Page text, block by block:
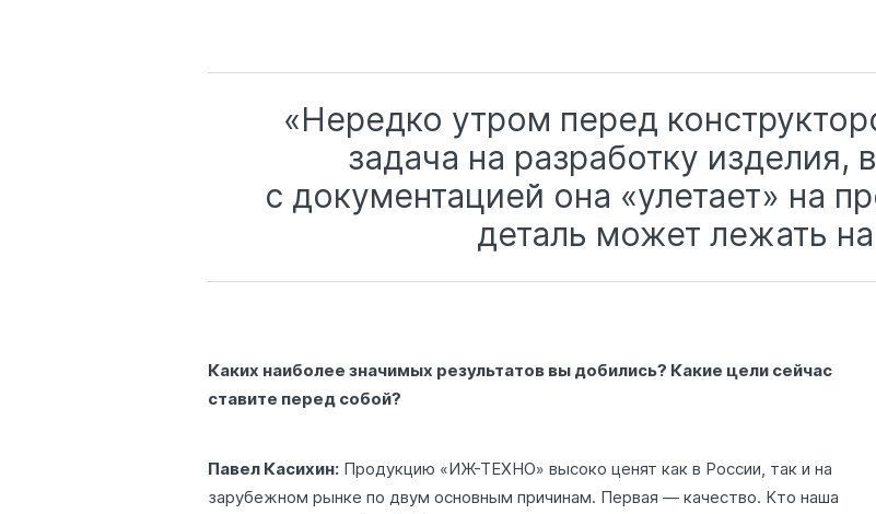
«Нередко утром перед
задача на разработку изделия,
с документацией она «улетает» на
деталь может лежать
Каких наиболее значимых результатов вы добились? Какие цели сейчас
ставите перед собой?
Павел Касихин: Продукцию «ИЖ-ТЕХНО» высоко ценят как в России, так и на
зарубежном рынке по двум основным причинам. Первая — качество. Кто наша